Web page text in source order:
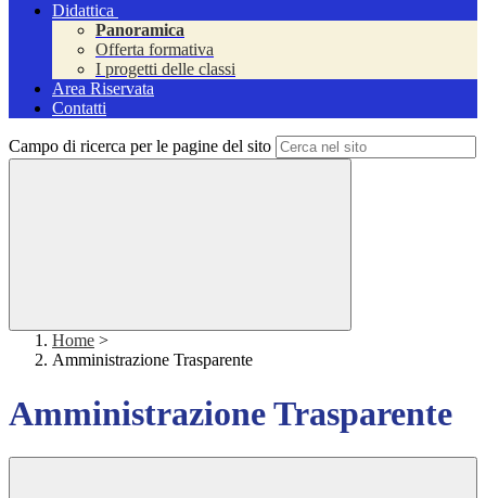
Didattica
Panoramica
Offerta formativa
I progetti delle classi
Area Riservata
Contatti
Campo di ricerca per le pagine del sito
Home >
Amministrazione Trasparente
Amministrazione Trasparente